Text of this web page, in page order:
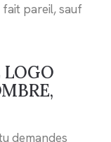
pareil, sauf
LOGO
demandes